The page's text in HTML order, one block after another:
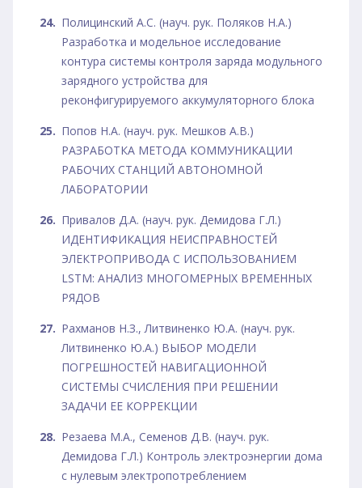
Полицинский А.С. (науч. рук. Поляков Н.А.)
Разработка и модельное исследование
контура системы контроля заряда модульного
зарядного устройства для
реконфигурируемого аккумуляторного блока
Попов Н.А. (науч. рук. Мешков А.В.)
РАЗРАБОТКА МЕТОДА КОММУНИКАЦИИ
РАБОЧИХ СТАНЦИЙ АВТОНОМНОЙ
ЛАБОРАТОРИИ
Привалов Д.А. (науч. рук. Демидова Г.Л.)
ИДЕНТИФИКАЦИЯ НЕИСПРАВНОСТЕЙ
ЭЛЕКТРОПРИВОДА С ИСПОЛЬЗОВАНИЕМ
LSTM: АНАЛИЗ МНОГОМЕРНЫХ ВРЕМЕННЫХ
РЯДОВ
Рахманов Н.З., Литвиненко Ю.А. (науч. рук.
Литвиненко Ю.А.) ВЫБОР МОДЕЛИ
ПОГРЕШНОСТЕЙ НАВИГАЦИОННОЙ
СИСТЕМЫ СЧИСЛЕНИЯ ПРИ РЕШЕНИИ
ЗАДАЧИ ЕЕ КОРРЕКЦИИ
Резаева М.А., Семенов Д.В. (науч. рук.
Демидова Г.Л.) Контроль электроэнергии дома
с нулевым электропотреблением